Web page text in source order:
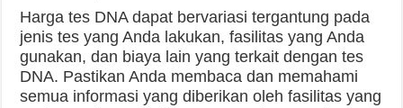
Harga tes DNA dapat bervariasi tergantung pada
jenis tes yang Anda lakukan, fasilitas yang Anda
gunakan, dan biaya lain yang terkait dengan tes
DNA. Pastikan Anda membaca dan memahami
semua informasi yang diberikan oleh fasilitas yang